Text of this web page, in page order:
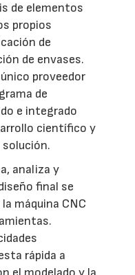
de elementos
propios
de
de envases.
proveedor
de
e integrado
científico y
analiza y
final se
máquina CNC
rápida a